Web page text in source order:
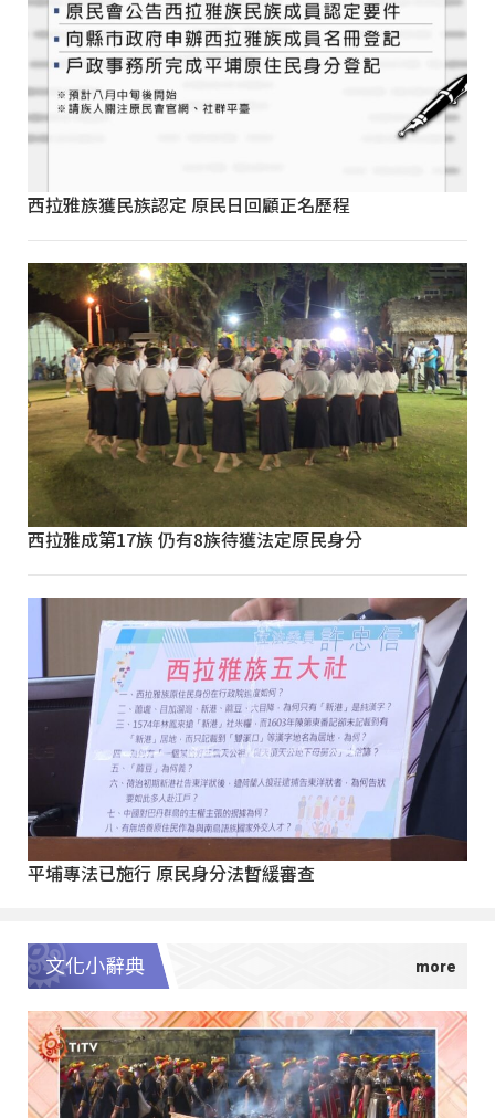
西拉雅族獲民族認定 原民日回顧正名歷程
西拉雅成第17族 仍有8族待獲法定原民身分
平埔專法已施行 原民身分法暫緩審查
文化小辭典